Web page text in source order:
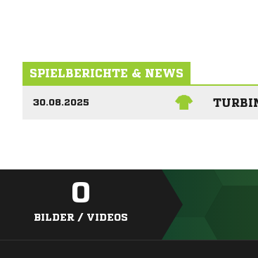
SPIELBERICHTE & NEWS
30.08.2025
0
BILDER / VIDEOS